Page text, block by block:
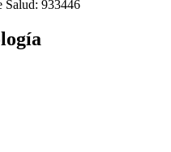
Salud: 933446